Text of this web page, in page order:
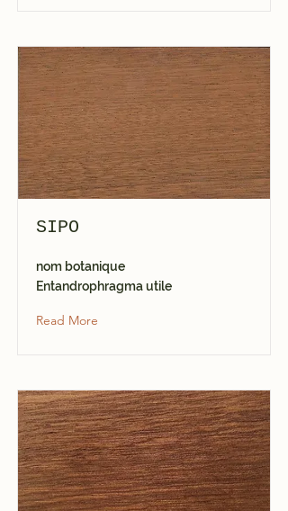
SIPO
nom botanique
Entandrophragma utile
Read More